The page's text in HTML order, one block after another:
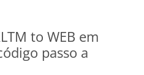
to WEB em
passo a